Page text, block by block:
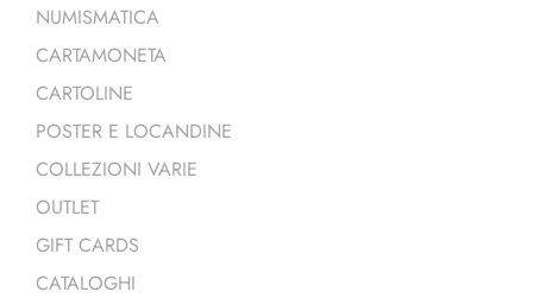
NUMISMATICA
CARTAMONETA
CARTOLINE
POSTER E LOCANDINE
COLLEZIONI VARIE
OUTLET
GIFT CARDS
CATALOGHI